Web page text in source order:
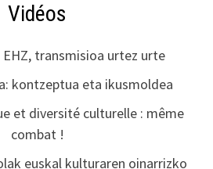
Vidéos
transmisioa urtez urte
kontzeptua eta ikusmoldea
et diversité culturelle : même
combat !
euskal kulturaren oinarrizko